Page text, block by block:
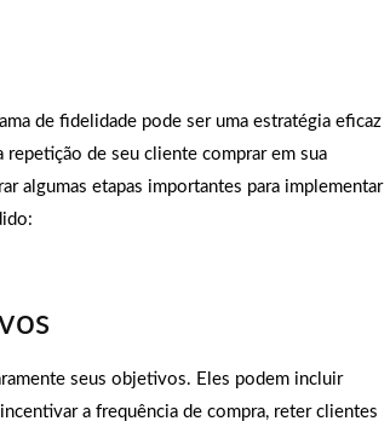
de fidelidade pode ser uma estratégia eficaz
repetição de seu cliente comprar em sua
algumas etapas importantes para implementar
seus objetivos. Eles podem incluir
a frequência de compra, reter clientes